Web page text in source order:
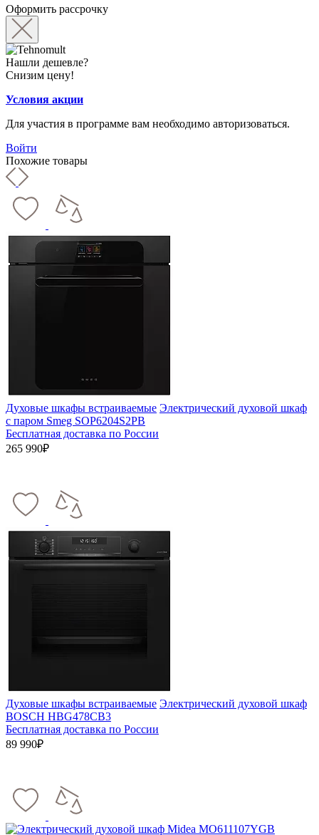
Оформить рассрочку
Нашли дешевле?
Снизим цену!
Условия акции
Для участия в программе вам необходимо авторизоваться.
Войти
Похожие товары
Духовые шкафы встраиваемые Электрический духовой шкаф
с паром Smeg SOP6204S2PB
Бесплатная доставка по России
265 990₽
Духовые шкафы встраиваемые Электрический духовой шкаф
BOSCH HBG478CB3
Бесплатная доставка по России
89 990₽